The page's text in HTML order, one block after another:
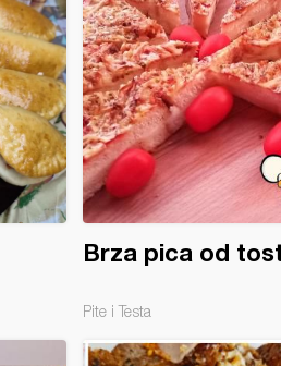
Brza pica od
Pite i Testa